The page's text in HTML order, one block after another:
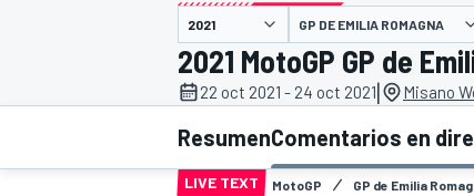
INDYCAR WRC
presentado por
GP DE EMILIA ROMAGNA
2021 MotoGP GP de
22 oct 2021 - 24 oct 2021| Misano
ResumenComentarios en
LIVE TEXT MotoGP GP de Emilia